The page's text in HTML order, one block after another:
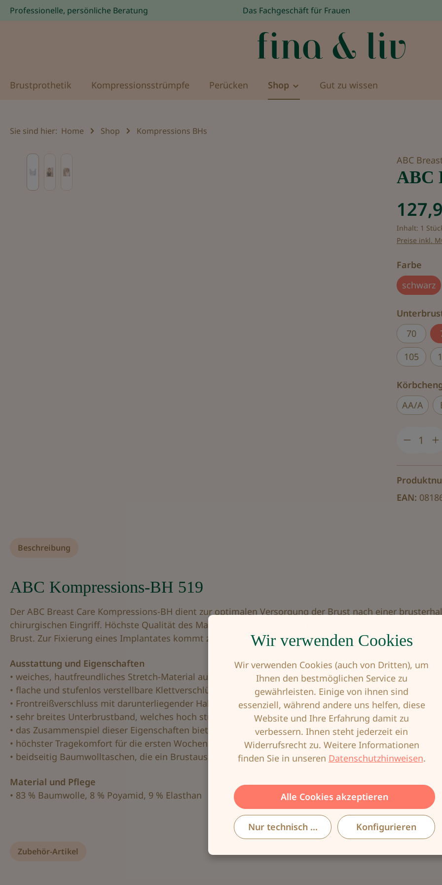
Hauptnavigation springen
Professionelle, persönliche Beratung Das Fachgeschäft für Frauen
Brustprothetik Kompressionsstrümpfe Perücken Shop Gut zu wissen
Sie sind hier: Home Shop Kompressions BHs
Bildergalerie überspringen ABC
ABC
Inhalt: 1
Preise inkl.
Farbe
schwarz
70
105
AA/A
EAN:
Beschreibung
ABC Kompressions-BH 519
Der ABC Breast Care Kompressions-BH dient zur optimalen Versorgung der Brust nach einer
chirurgischen Eingriff. Höchste Qualität des Materials, perfekter Schnitt und Sitz garantieren beste
Brust. Zur Fixierung eines Implantates kommt zusätzlich ein Stuttgarter Gürtel zum Einsatz.
Ausstattung und Eigenschaften
• weiches, hautfreundliches Stretch-Material aus Baumwolle
• flache und stufenlos verstellbare Klettverschlüsse
• Frontreißverschluss mit darunterliegender Hakenleiste
• sehr breites Unterbrustband, welches hoch stützt
• das Zusammenspiel dieser Eigenschaften bietet optimale Kompression und Passform
• höchster Tragekomfort für die ersten Wochen nach der Operation
• beidseitig Baumwolltaschen, die ein Brustausgleichsteil aufnehmen können
Material und Pflege
• 83 % Baumwolle, 8 % Poyamid, 9 % Elasthan
Zubehör-Artikel
Wir verwenden Cookies
Wir verwenden Cookies (auch von Dritten), um
Ihnen den bestmöglichen Service zu
gewährleisten. Einige von ihnen sind
essenziell, während andere uns helfen, diese
Website und Ihre Erfahrung damit zu
verbessern. Ihnen steht jederzeit ein
Widerrufsrecht zu. Weitere Informationen
finden Sie in unseren Datenschutzhinweisen.
Alle Cookies akzeptieren
Nur technisch notwendigeKonfigurieren